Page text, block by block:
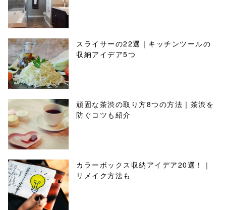
スライサーの22選｜キッチンツールの
収納アイデア5つ
頑固な茶渋の取り方8つの方法｜茶渋を
防ぐコツも紹介
カラーボックス収納アイデア20選！｜
リメイク方法も